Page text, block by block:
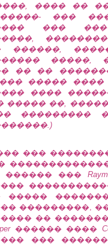
���� ��
���
���
������,
�� ��
�����
����
����� ��,
���������
���
������ ���
�����
���������,
��
������ ����
���